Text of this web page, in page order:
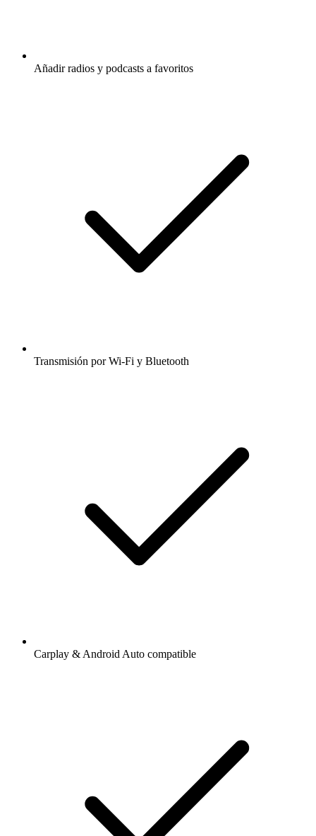
Añadir radios y podcasts a favoritos
Transmisión por Wi-Fi y Bluetooth
Carplay & Android Auto compatible